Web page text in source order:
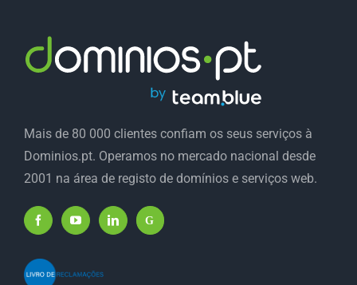
Mais de 80 000 clientes confiam os seus serviços à
Dominios.pt. Operamos no mercado nacional desde
2001 na área de registo de domínios e serviços web.